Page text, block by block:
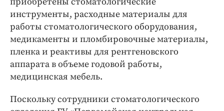
инструменты, расходные материалы для
работы стоматологического оборудования,
медикаменты и пломбировочные материалы,
пленка и реактивы для рентгеновского
аппарата в объеме годовой работы,
медицинская мебель.
Поскольку сотрудники стоматологического